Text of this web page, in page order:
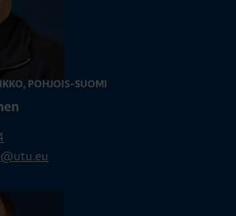
POHJOIS-SUOMI